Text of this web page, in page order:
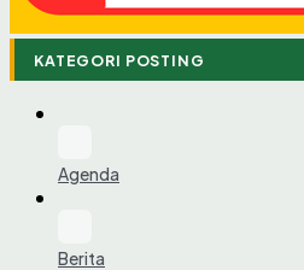
KATEGORI POSTING
Agenda
Berita